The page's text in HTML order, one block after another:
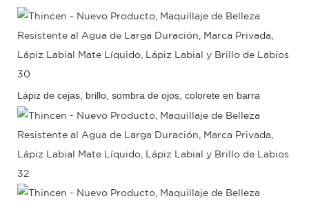
Lápiz de cejas, brillo, sombra de ojos, colorete en barra